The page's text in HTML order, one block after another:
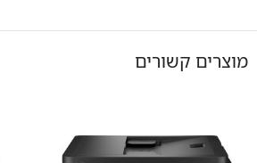
מוצרים קשורים